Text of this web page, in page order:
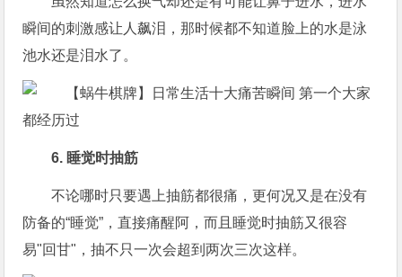
瞬间的刺激感让人飙泪，那时候都不知道脸上的水是泳
池水还是泪水了。
6. 睡觉时抽筋
不论哪时只要遇上抽筋都很痛，更何况又是在没有
防备的“睡觉”，直接痛醒阿，而且睡觉时抽筋又很容
易"回甘"，抽不只一次会超到两次三次这样。